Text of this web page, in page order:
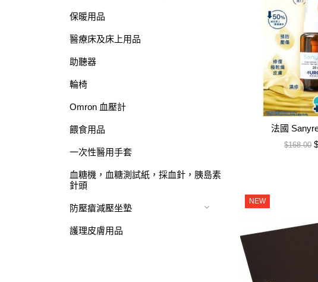
保暖用品
醫療床及床上用品
助聽器
輪椅
Omron 血壓計
餵食用品
一次性醫用手套
血糖機，血糖測試紙，採血針，胰島素
針頭
防壓瘡減壓坐墊
護理皮膚用品
法國
售價
$168.00
NEW